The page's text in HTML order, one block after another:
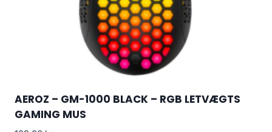
AEROZ – GM-1000 BLACK – RGB LETVÆGTS
GAMING MUS